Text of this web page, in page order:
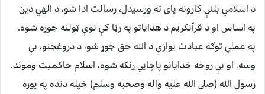
د اسلامي بلنې كارونه پاى ته ورسيدل، رسالت ادا شو، د الهي دين
په اساس او د قرآنكريم د هداياتو په رڼا كې نوې ټولنه جوړه شوه.
په عملي توګه عبادت يوازې د الله حق جوړ شو، د دروغجنو، بې
وسه، او بې روحه خدايانو پاچايي ړنګه شوه، اسلام حاكميت وموند.
رسول الله (صلى الله عليه واله وصحبه وسلم) خپله دنده په پوره